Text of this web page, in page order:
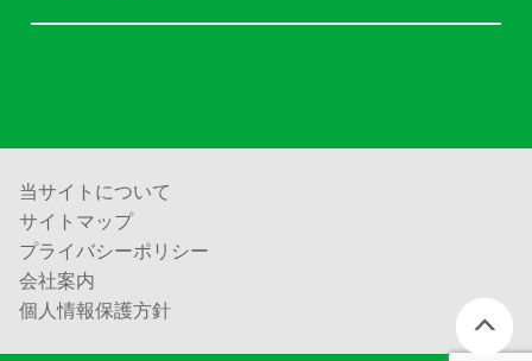
当サイトについて
サイトマップ
プライバシーポリシー
会社案内
個人情報保護方針